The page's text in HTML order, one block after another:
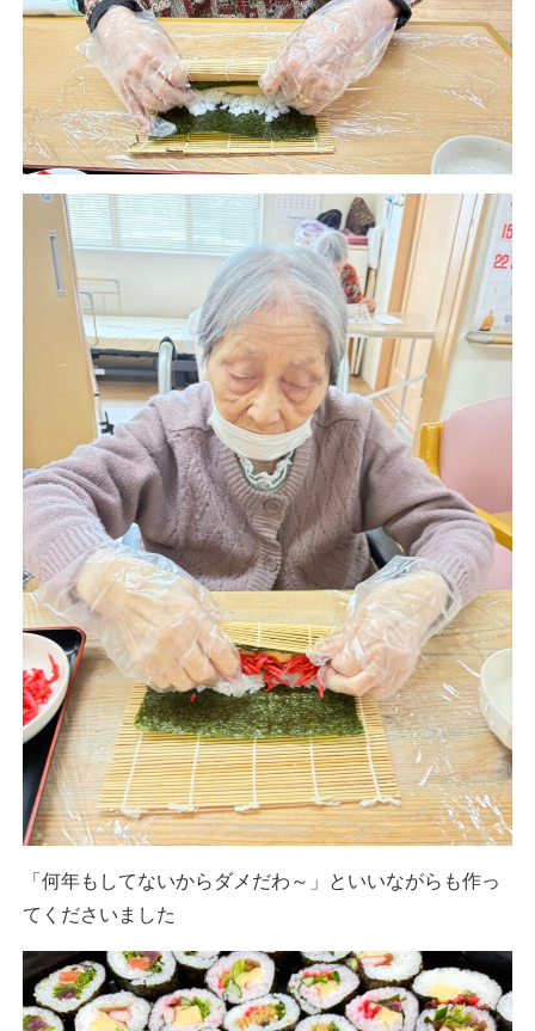
「何年もしてないからダメだわ～」といいながらも作っ
てくださいました